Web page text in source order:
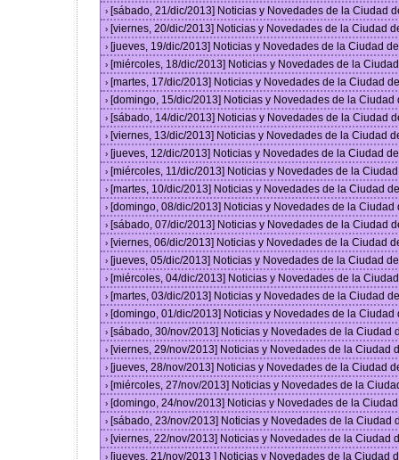
› [sábado, 21/dic/2013] Noticias y Novedades de la Ciudad
› [viernes, 20/dic/2013] Noticias y Novedades de la Ciudad
› [jueves, 19/dic/2013] Noticias y Novedades de la Ciudad
› [miércoles, 18/dic/2013] Noticias y Novedades de la
› [martes, 17/dic/2013] Noticias y Novedades de la Ciudad
› [domingo, 15/dic/2013] Noticias y Novedades de la
› [sábado, 14/dic/2013] Noticias y Novedades de la Ciudad
› [viernes, 13/dic/2013] Noticias y Novedades de la Ciudad
› [jueves, 12/dic/2013] Noticias y Novedades de la Ciudad
› [miércoles, 11/dic/2013] Noticias y Novedades de la
› [martes, 10/dic/2013] Noticias y Novedades de la Ciudad
› [domingo, 08/dic/2013] Noticias y Novedades de la
› [sábado, 07/dic/2013] Noticias y Novedades de la Ciudad
› [viernes, 06/dic/2013] Noticias y Novedades de la Ciudad
› [jueves, 05/dic/2013] Noticias y Novedades de la Ciudad
› [miércoles, 04/dic/2013] Noticias y Novedades de la
› [martes, 03/dic/2013] Noticias y Novedades de la Ciudad
› [domingo, 01/dic/2013] Noticias y Novedades de la
› [sábado, 30/nov/2013] Noticias y Novedades de la Ciudad
› [viernes, 29/nov/2013] Noticias y Novedades de la Ciudad
› [jueves, 28/nov/2013] Noticias y Novedades de la Ciudad
› [miércoles, 27/nov/2013] Noticias y Novedades de la
› [domingo, 24/nov/2013] Noticias y Novedades de la
› [sábado, 23/nov/2013] Noticias y Novedades de la Ciudad
› [viernes, 22/nov/2013] Noticias y Novedades de la Ciudad
› [jueves, 21/nov/2013 ] Noticias y Novedades de la Ciudad